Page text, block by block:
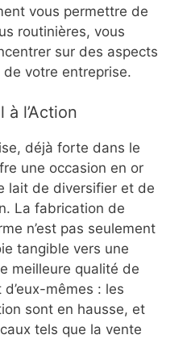
vous permettre de
routinières, vous
sur des aspects
votre entreprise.
l’Action
déjà forte dans le
une occasion en or
lait de diversifier et de
La fabrication de
n’est pas seulement
tangible vers une
meilleure qualité de
mêmes : les
sont en hausse, et
tels que la vente